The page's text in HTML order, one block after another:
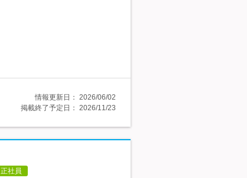
情報更新日： 2026/06/02
掲載終了予定日： 2026/11/23
正社員